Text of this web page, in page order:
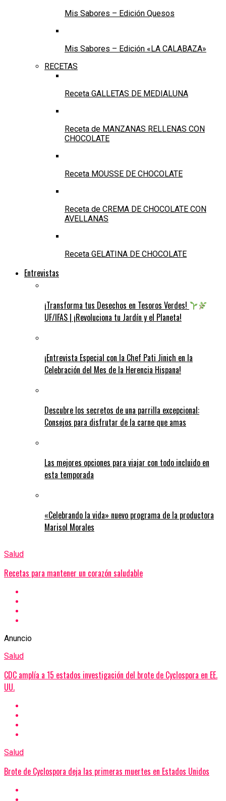
Mis Sabores – Edición Quesos
Mis Sabores – Edición «LA CALABAZA»
RECETAS
Receta GALLETAS DE MEDIALUNA
Receta de MANZANAS RELLENAS CON
CHOCOLATE
Receta MOUSSE DE CHOCOLATE
Receta de CREMA DE CHOCOLATE CON
AVELLANAS
Receta GELATINA DE CHOCOLATE
Entrevistas
¡Transforma tus Desechos en Tesoros Verdes!
UF/IFAS | ¡Revoluciona tu Jardín y el Planeta!
¡Entrevista Especial con la Chef Pati Jinich en la
Celebración del Mes de la Herencia Hispana!
Descubre los secretos de una parrilla excepcional:
Consejos para disfrutar de la carne que amas
Las mejores opciones para viajar con todo incluido en
esta temporada
«Celebrando la vida» nuevo programa de la productora
Marisol Morales
Salud
Recetas para mantener un corazón saludable
Anuncio
Salud
CDC amplía a 15 estados investigación del brote de Cyclospora en EE.
UU.
Salud
Brote de Cyclospora deja las primeras muertes en Estados Unidos